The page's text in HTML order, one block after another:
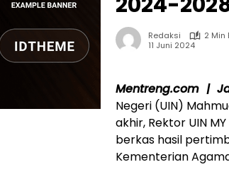
Redaksi
2 Min
11 Juni 2024
Mentreng.com |
Negeri (UIN)
akhir, Rektor UIN
berkas hasil
Kementerian